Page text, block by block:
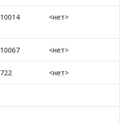
10014 <нет>
10067 <нет>
722 <нет>